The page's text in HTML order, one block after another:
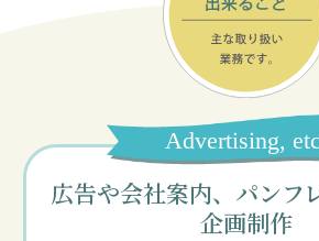
Advertising,
広告や会社案内、パンフ
企画制作